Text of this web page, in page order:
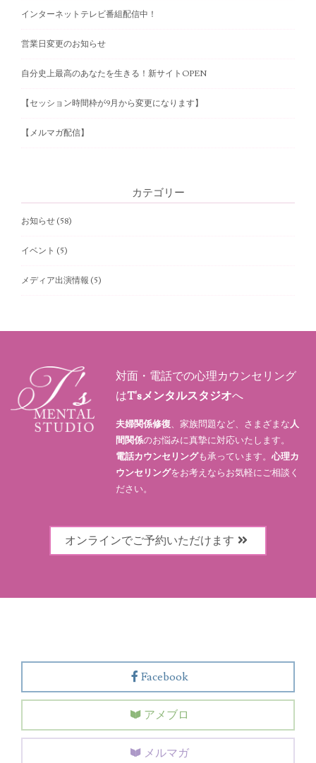
g
a
i
o
n
インターネットテレビ番組配信中！
営業日変更のお知らせ
自分史上最高のあなたを生きる！新サイトOPEN
【セッション時間枠が9月から変更になります】
【メルマガ配信】
カテゴリー
お知らせ (58)
イベント (5)
メディア出演情報 (5)
対面・電話での心理カウンセリング
はT'sメンタルスタジオへ
夫婦関係修復、家族問題など、さまざまな人
間関係のお悩みに真摯に対応いたします。
電話カウンセリングも承っています。心理カ
ウンセリングをお考えならお気軽にご相談く
ださい。
オンラインでご予約いただけます
Facebook
アメブロ
メルマガ